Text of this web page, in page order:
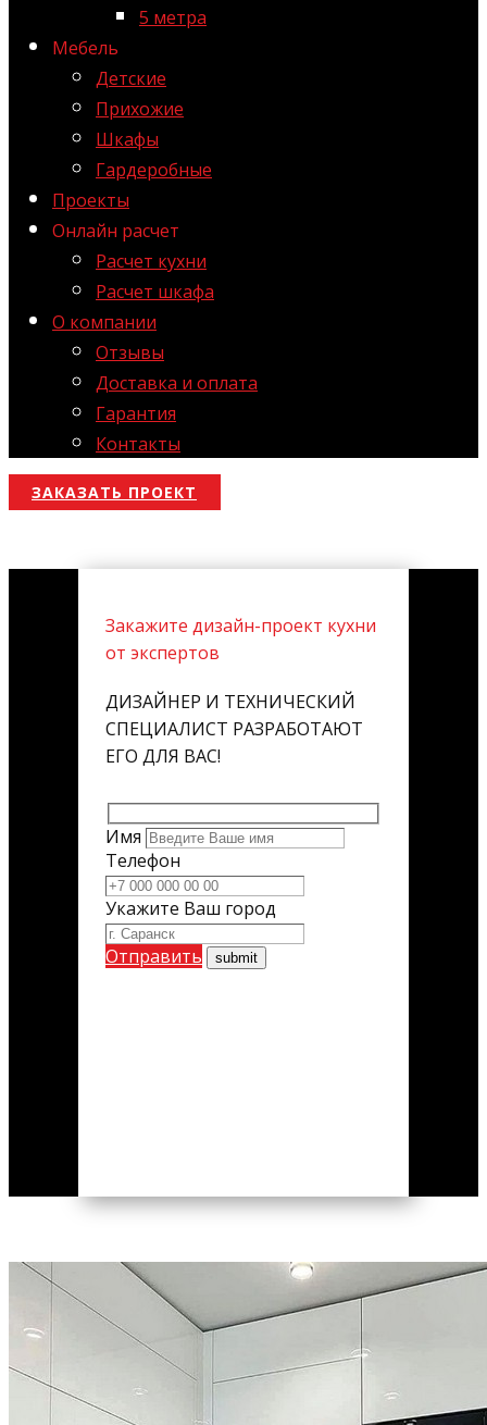
5 метра
Мебель
Детские
Прихожие
Шкафы
Гардеробные
Проекты
Онлайн расчет
Расчет кухни
Расчет шкафа
О компании
Отзывы
Доставка и оплата
Гарантия
Контакты
ЗАКАЗАТЬ ПРОЕКТ
Закажите дизайн-проект кухни
от экспертов
ДИЗАЙНЕР И ТЕХНИЧЕСКИЙ
СПЕЦИАЛИСТ РАЗРАБОТАЮТ
ЕГО ДЛЯ ВАС!
Имя
Телефон
Укажите Ваш город
Отправить